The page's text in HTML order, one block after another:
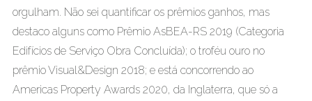
orgulham. Não sei quantificar os prêmios ganhos, mas
destaco alguns como Prêmio AsBEA-RS 2019 (Categoria
Edifícios de Serviço Obra Concluída); o troféu ouro no
prêmio Visual&Design 2018; e está concorrendo ao
Americas Property Awards 2020, da Inglaterra, que só a